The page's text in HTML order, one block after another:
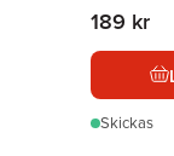
189 kr
Skickas